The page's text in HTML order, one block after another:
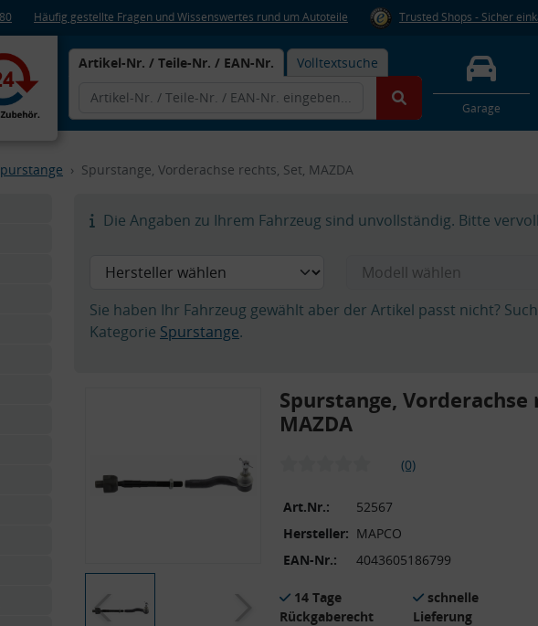
Häufig gestellte Fragen und Wissenswertes rund um Autoteile Trusted Shops - Sicher
Artikel-Nr. / Teile-Nr. / EAN-Nr. Volltextsuche
Garage
Spurstange, Vorderachse rechts, Set, MAZDA
Die Angaben zu Ihrem Fahrzeug sind unvollständig. Bitte
Sie haben Ihr Fahrzeug gewählt aber der Artikel passt nicht?
Kategorie Spurstange.
Spurstange, Vorderachse
MAZDA
(0)
Art.Nr.:
52567
Hersteller: MAPCO
EAN-Nr.:
4043605186799
14 Tage
Rückgaberecht
schnelle
Lieferung